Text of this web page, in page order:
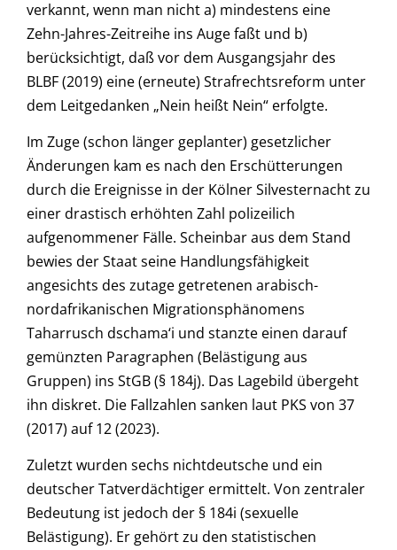
verkannt, wenn man nicht a) mindestens eine
Zehn-Jahres-Zeitreihe ins Auge faßt und b)
berücksichtigt, daß vor dem Ausgangsjahr des
BLBF (2019) eine (erneute) Strafrechtsreform unter
dem Leitgedanken „Nein heißt Nein“ erfolgte.
Im Zuge (schon länger geplanter) gesetzlicher
Änderungen kam es nach den Erschütterungen
durch die Ereignisse in der Kölner Silvesternacht zu
einer drastisch erhöhten Zahl polizeilich
aufgenommener Fälle. Scheinbar aus dem Stand
bewies der Staat seine Handlungsfähigkeit
angesichts des zutage getretenen arabisch-
nordafrikanischen Migrationsphänomens
Taharrusch dschama‘i und stanzte einen darauf
gemünzten Paragraphen (Belästigung aus
Gruppen) ins StGB (§ 184j). Das Lagebild übergeht
ihn diskret. Die Fallzahlen sanken laut PKS von 37
(2017) auf 12 (2023).
Zuletzt wurden sechs nichtdeutsche und ein
deutscher Tatverdächtiger ermittelt. Von zentraler
Bedeutung ist jedoch der § 184i (sexuelle
Belästigung). Er gehört zu den statistischen